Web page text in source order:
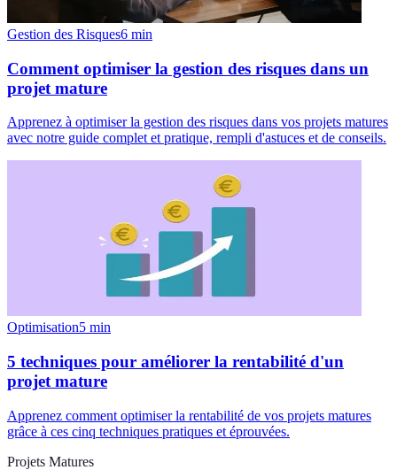
Gestion des Risques6 min
Comment optimiser la gestion des risques dans un
projet mature
Apprenez à optimiser la gestion des risques dans vos projets matures
avec notre guide complet et pratique, rempli d'astuces et de conseils.
Optimisation5 min
5 techniques pour améliorer la rentabilité d'un
projet mature
Apprenez comment optimiser la rentabilité de vos projets matures
grâce à ces cinq techniques pratiques et éprouvées.
Projets Matures